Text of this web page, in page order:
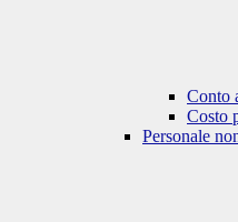
Conto
Costo
Personale